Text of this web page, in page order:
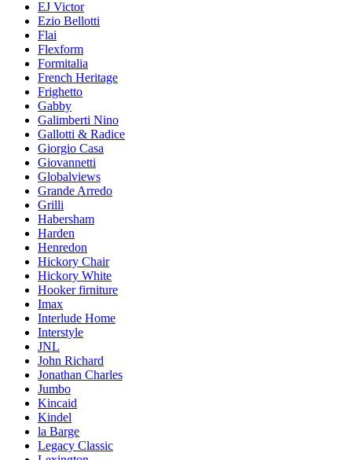
EJ Victor
Ezio Bellotti
Flai
Flexform
Formitalia
French Heritage
Frighetto
Gabby
Galimberti Nino
Gallotti & Radice
Giorgio Casa
Giovannetti
Globalviews
Grande Arredo
Grilli
Habersham
Harden
Henredon
Hickory Chair
Hickory White
Hooker firniture
Imax
Interlude Home
Interstyle
JNL
John Richard
Jonathan Charles
Jumbo
Kincaid
Kindel
la Barge
Legacy Classic